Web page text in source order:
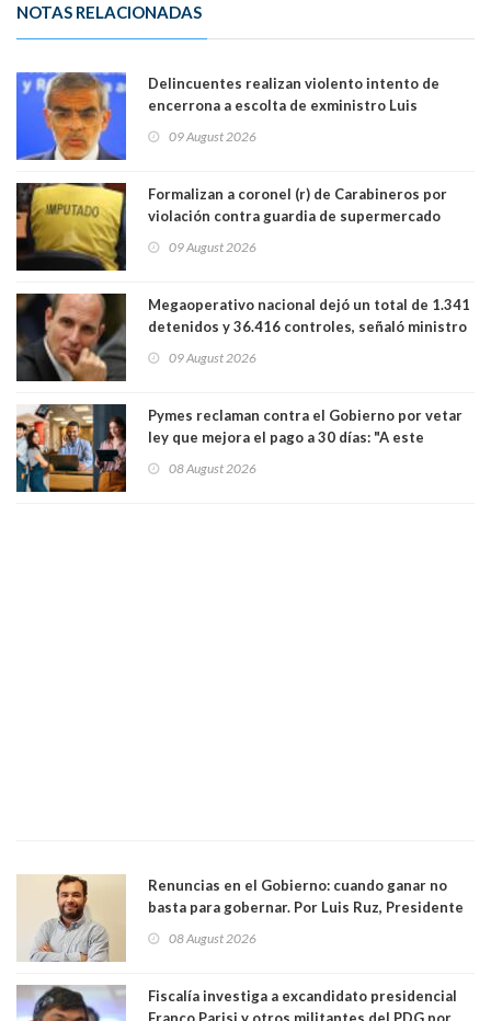
NOTAS RELACIONADAS
Delincuentes realizan violento intento de
encerrona a escolta de exministro Luis
Lo Espejo
09 August 2026
Formalizan a coronel (r) de Carabineros por
violación contra guardia de supermercado
09 August 2026
Megaoperativo nacional dejó un total de 1.341
detenidos y 36.416 controles, señaló ministro
09 August 2026
Pymes reclaman contra el Gobierno por vetar
ley que mejora el pago a 30 días: "A este
medianas empresas"
08 August 2026
Renuncias en el Gobierno: cuando ganar no
basta para gobernar. Por Luis Ruz, Presidente
08 August 2026
Fiscalía investiga a excandidato presidencial